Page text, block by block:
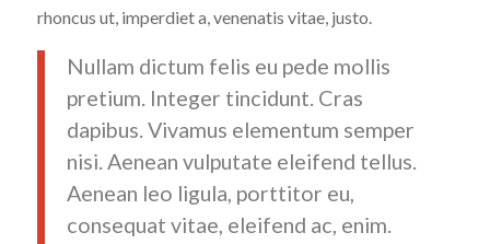
rhoncus ut, imperdiet a, venenatis vitae, justo.
Nullam dictum felis eu pede mollis
pretium. Integer tincidunt. Cras
dapibus. Vivamus elementum semper
nisi. Aenean vulputate eleifend tellus.
Aenean leo ligula, porttitor eu,
consequat vitae, eleifend ac, enim.